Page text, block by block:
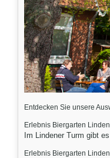
Entdecken Sie unsere
Erlebnis Biergarten
Im Lindener Turm gibt
Erlebnis Biergarten